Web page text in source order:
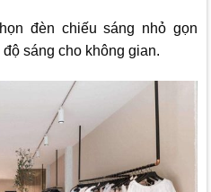
đèn chiếu sáng nhỏ gọn
sáng cho không gian.